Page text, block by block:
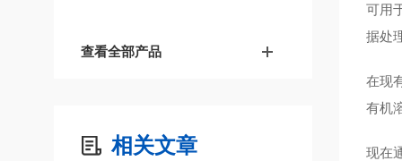
查看全部产品
相关文章
可用
据处
在现
有机
现在